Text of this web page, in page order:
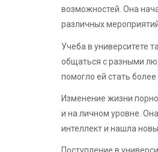
возможностей. Она
различных
Учеба в университете
общаться с разными
помогло ей стать
Изменение жизни
и на личном уровне.
интеллект и нашла